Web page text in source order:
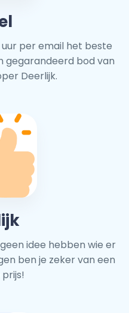
per email het beste
gegarandeerd bod van
Deerlijk.
idee hebben wie er
ben je zeker van een